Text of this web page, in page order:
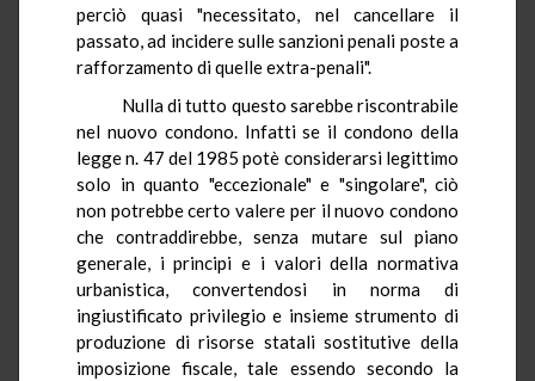
perciò quasi "necessitato, nel cancellare il
passato, ad incidere sulle sanzioni penali poste a
rafforzamento di quelle extra-penali".
Nulla di tutto questo sarebbe riscontrabile
nel nuovo condono. Infatti se il condono della
legge n. 47 del 1985 potè considerarsi legittimo
solo in quanto "eccezionale" e "singolare", ciò
non potrebbe certo valere per il nuovo condono
che contraddirebbe, senza mutare sul piano
generale, i principi e i valori della normativa
urbanistica, convertendosi in norma di
ingiustificato privilegio e insieme strumento di
produzione di risorse statali sostitutive della
imposizione fiscale, tale essendo secondo la